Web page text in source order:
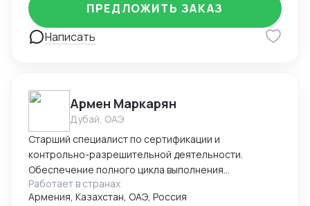
образцов для изготовления сертификации. Проекты
разной сложности, от станков до БАДов
Написать
ПРЕДЛОЖИТЬ ЗАКАЗ
Армен Маркарян
Дубай, ОАЭ
Старший специалист по сертификации и
контрольно-разрешительной деятельности.
Обеспечение полного цикла выполнения
сертификации продукции в соответствие с
требованиями технических регламентов ЕАЭС
Работает в странах
Армения, Казахстан, ОАЭ, Россия